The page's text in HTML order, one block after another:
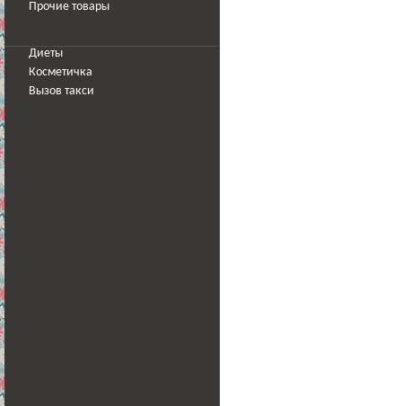
Прочие товары
Диеты
Косметичка
Вызов такси